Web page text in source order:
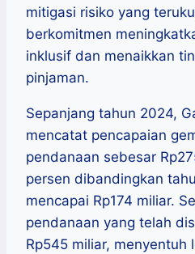
mitigasi risiko yang
berkomitmen
inklusif dan menaikkan
pinjaman.
Sepanjang tahun 2024,
mencatat pencapaian
pendanaan sebesar
persen dibandingkan
mencapai Rp174 miliar.
pendanaan yang telah
Rp545 miliar, menyentuh